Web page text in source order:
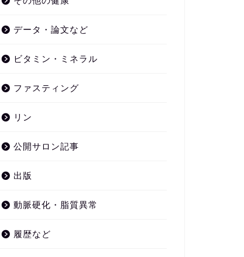
データ・論文など
ビタミン・ミネラル
ファスティング
リン
公開サロン記事
出版
動脈硬化・脂質異常
履歴など